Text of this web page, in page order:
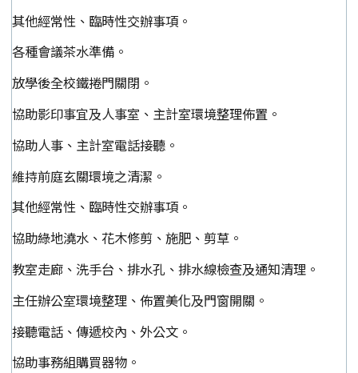
其他經常性、臨時性交辦事項。
各種會議茶水準備。
放學後全校鐵捲門關閉。
協助影印事宜及人事室、主計室環境整理佈置。
協助人事、主計室電話接聽。
維持前庭玄關環境之清潔。
其他經常性、臨時性交辦事項。
協助綠地澆水、花木修剪、施肥、剪草。
教室走廊、洗手台、排水孔、排水線檢查及通知清理。
主任辦公室環境整理、佈置美化及門窗開關。
接聽電話、傳遞校內、外公文。
協助事務組購買器物。